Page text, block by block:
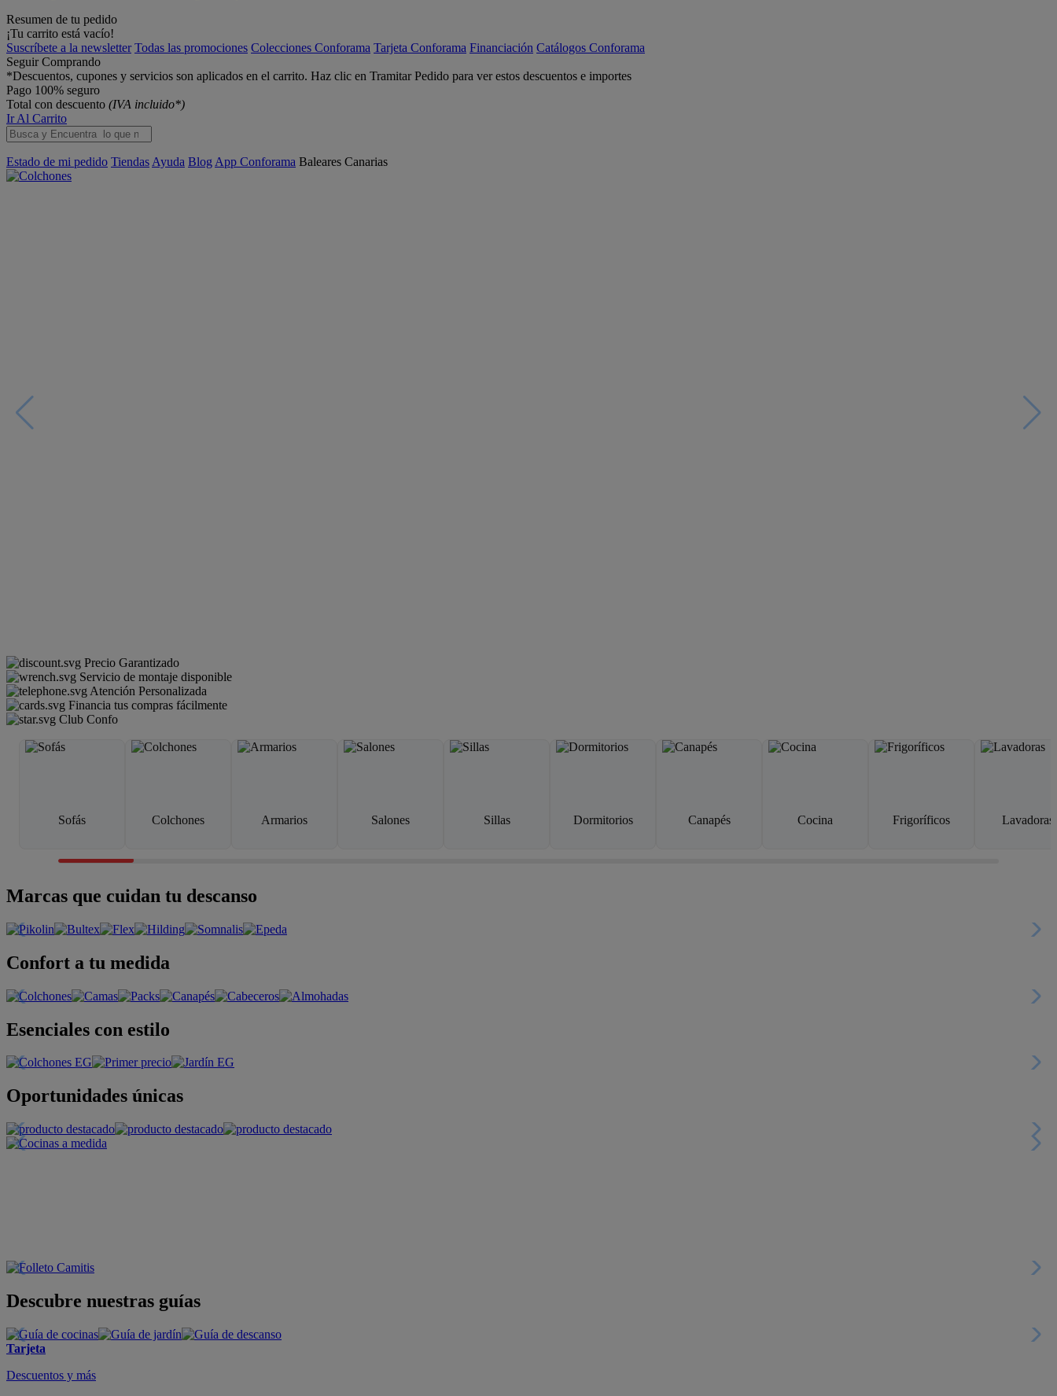
Resumen de tu pedido
¡Tu carrito está vacío!
Suscríbete a la newsletter Todas las promociones Colecciones Conforama Tarjeta Conforama Financiación Catálogos Conforama
Seguir Comprando
*Descuentos, cupones y servicios son aplicados en el carrito. Haz clic en Tramitar Pedido para ver estos descuentos e importes
Pago 100% seguro
Total con descuento (IVA incluido*)
Ir Al Carrito
Estado de mi pedido Tiendas Ayuda Blog App Conforama Baleares Canarias
Precio Garantizado
Servicio de montaje disponible
Atención Personalizada
Financia tus compras fácilmente
Club Confo
Sofás Colchones Armarios Salones Sillas Dormitorios Canapés Cocina Frigoríficos Lavadoras
Marcas que cuidan tu descanso
Confort a tu medida
Esenciales con estilo
Oportunidades únicas
Descubre nuestras guías
Tarjeta
Descuentos y más